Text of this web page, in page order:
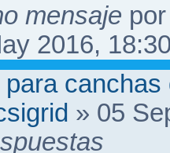
mensaje
2016,
canchas
» 05